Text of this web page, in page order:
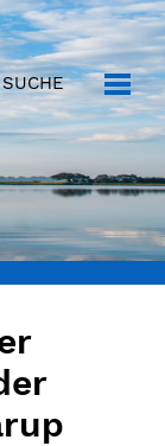
SUCHE